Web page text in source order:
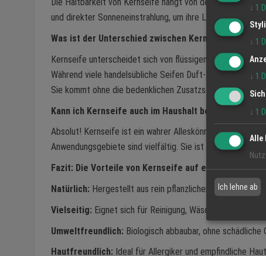
und direkter Sonneneinstrahlung, um ihre Langlebigkeit
Was ist der Unterschied zwischen Kernseife und
Kernseife unterscheidet sich von flüssigen Seifen und
Während viele handelsübliche Seifen Duft- und
Sie kommt ohne die bedenklichen Zusatzstoffe aus, die
Kann ich Kernseife auch im Haushalt benutzen?
Absolut! Kernseife ist ein wahrer Alleskönner im Haushalt.
Anwendungsgebiete sind vielfältig. Sie ist nicht nur
Fazit: Die Vorteile von Kernseife auf einen Blick
Natürlich: Hergestellt aus rein pflanzlichen oder
Vielseitig: Eignet sich für Reinigung, Wäsche und Pflege.
Umweltfreundlich: Biologisch abbaubar, ohne schädliche
Hautfreundlich: Ideal für Allergiker und empfindliche
↓ 1
↓ 1
↓ 1
↓ 1
Alle
Ich lehne ab